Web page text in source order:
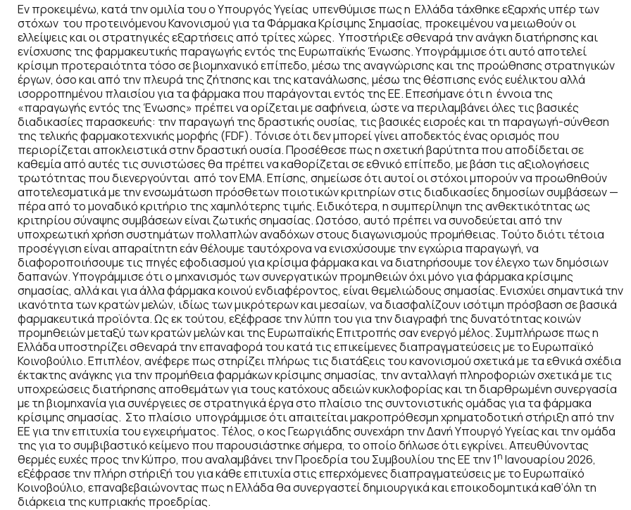
Εν προκειμένω, κατά την ομιλία του ο Υπουργός Υγείας υπενθύμισε πως η Ελλάδα τάχθηκε εξαρχής υπέρ των
στόχων του προτεινόμενου Κανονισμού για τα Φάρμακα Κρίσιμης Σημασίας, προκειμένου να μειωθούν οι
ελλείψεις και οι στρατηγικές εξαρτήσεις από τρίτες χώρες. Υποστήριξε σθεναρά την ανάγκη διατήρησης και
ενίσχυσης της φαρμακευτικής παραγωγής εντός της Ευρωπαϊκής Ένωσης. Υπογράμμισε ότι αυτό αποτελεί
κρίσιμη προτεραιότητα τόσο σε βιομηχανικό επίπεδο, μέσω της αναγνώρισης και της προώθησης στρατηγικών
έργων, όσο και από την πλευρά της ζήτησης και της κατανάλωσης, μέσω της θέσπισης ενός ευέλικτου αλλά
ισορροπημένου πλαισίου για τα φάρμακα που παράγονται εντός της ΕΕ. Επεσήμανε ότι η έννοια της
«παραγωγής εντός της Ένωσης» πρέπει να ορίζεται με σαφήνεια, ώστε να περιλαμβάνει όλες τις βασικές
διαδικασίες παρασκευής: την παραγωγή της δραστικής ουσίας, τις βασικές εισροές και τη παραγωγή-σύνθεση
της τελικής φαρμακοτεχνικής μορφής (FDF). Τόνισε ότι δεν μπορεί γίνει αποδεκτός ένας ορισμός που
περιορίζεται αποκλειστικά στην δραστική ουσία. Προσέθεσε πως η σχετική βαρύτητα που αποδίδεται σε
καθεμία από αυτές τις συνιστώσες θα πρέπει να καθορίζεται σε εθνικό επίπεδο, με βάση τις αξιολογήσεις
τρωτότητας που διενεργούνται από τον ΕΜΑ. Επίσης, σημείωσε ότι αυτοί οι στόχοι μπορούν να προωθηθούν
αποτελεσματικά με την ενσωμάτωση πρόσθετων ποιοτικών κριτηρίων στις διαδικασίες δημοσίων συμβάσεων —
πέρα από το μοναδικό κριτήριο της χαμηλότερης τιμής. Ειδικότερα, η συμπερίληψη της ανθεκτικότητας ως
κριτηρίου σύναψης συμβάσεων είναι ζωτικής σημασίας. Ωστόσο, αυτό πρέπει να συνοδεύεται από την
υποχρεωτική χρήση συστημάτων πολλαπλών αναδόχων στους διαγωνισμούς προμήθειας. Τούτο διότι τέτοια
προσέγγιση είναι απαραίτητη εάν θέλουμε ταυτόχρονα να ενισχύσουμε την εγχώρια παραγωγή, να
διαφοροποιήσουμε τις πηγές εφοδιασμού για κρίσιμα φάρμακα και να διατηρήσουμε τον έλεγχο των δημόσιων
δαπανών. Υπογράμμισε ότι ο μηχανισμός των συνεργατικών προμηθειών όχι μόνο για φάρμακα κρίσιμης
σημασίας, αλλά και για άλλα φάρμακα κοινού ενδιαφέροντος, είναι θεμελιώδους σημασίας. Ενισχύει σημαντικά την
ικανότητα των κρατών μελών, ιδίως των μικρότερων και μεσαίων, να διασφαλίζουν ισότιμη πρόσβαση σε βασικά
φαρμακευτικά προϊόντα. Ως εκ τούτου, εξέφρασε την λύπη του για την διαγραφή της δυνατότητας κοινών
προμηθειών μεταξύ των κρατών μελών και της Ευρωπαϊκής Επιτροπής σαν ενεργό μέλος. Συμπλήρωσε πως η
Ελλάδα υποστηρίζει σθεναρά την επαναφορά του κατά τις επικείμενες διαπραγματεύσεις με το Ευρωπαϊκό
Κοινοβούλιο. Επιπλέον, ανέφερε πως στηρίζει πλήρως τις διατάξεις του κανονισμού σχετικά με τα εθνικά σχέδια
έκτακτης ανάγκης για την προμήθεια φαρμάκων κρίσιμης σημασίας, την ανταλλαγή πληροφοριών σχετικά με τις
υποχρεώσεις διατήρησης αποθεμάτων για τους κατόχους αδειών κυκλοφορίας και τη διαρθρωμένη συνεργασία
με τη βιομηχανία για συνέργειες σε στρατηγικά έργα στο πλαίσιο της συντονιστικής ομάδας για τα φάρμακα
κρίσιμης σημασίας. Στο πλαίσιο υπογράμμισε ότι απαιτείται μακροπρόθεσμη χρηματοδοτική στήριξη από την
ΕΕ για την επιτυχία του εγχειρήματος. Τέλος, ο κος Γεωργιάδηςσυνεχάρη την Δανή Υπουργό Υγείας και την ομάδα
της για το συμβιβαστικό κείμενο που παρουσιάστηκε σήμερα, το οποίο δήλωσε ότι εγκρίνει. Απευθύνοντας
θερμές ευχές προς την Κύπρο, που αναλαμβάνει την Προεδρία του Συμβουλίου της ΕΕ την 1η Ιανουαρίου 2026,
εξέφρασε την πλήρη στήριξή του για κάθε επιτυχία στις επερχόμενες διαπραγματεύσεις με το Ευρωπαϊκό
Κοινοβούλιο, επαναβεβαιώνοντας πως η Ελλάδα θα συνεργαστεί δημιουργικά και εποικοδομητικά καθ’όλη τη
διάρκεια της κυπριακής προεδρίας.